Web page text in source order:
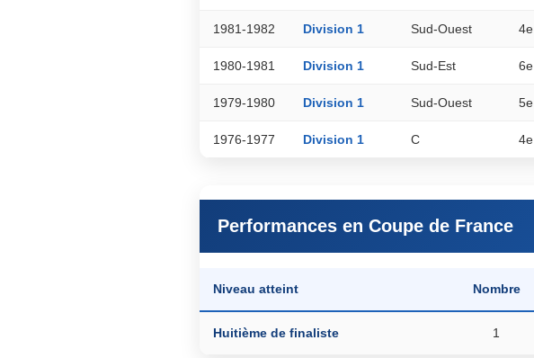
1981-1982 Division 1 Sud-Ouest 4e
1980-1981 Division 1 Sud-Est 6e
1979-1980 Division 1 Sud-Ouest 5e
1976-1977 Division 1 C 4e
Performances en Coupe de France
Niveau atteint Nombre
Huitième de finaliste 1